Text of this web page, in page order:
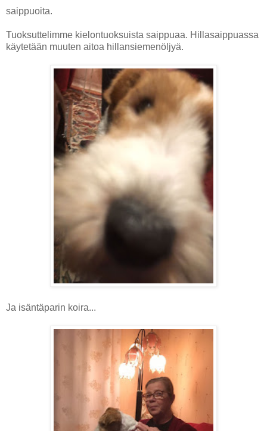
saippuoita.
Tuoksuttelimme kielontuoksuista saippuaa. Hillasaippuassa
käytetään muuten aitoa hillansiemenöljyä.
Ja isäntäparin koira...